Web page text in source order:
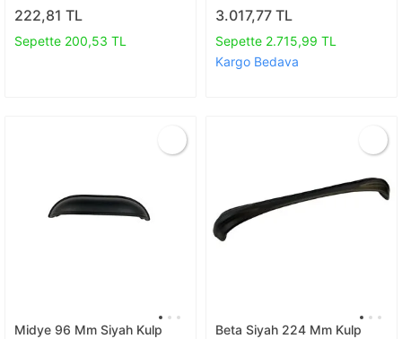
222,81 TL
Sepette 200,53 TL
3.017,77 TL
Sepette 2.715,99 TL
Kargo Bedava
Midye 96 Mm Siyah Kulp Beta Siyah 224 Mm Kulp